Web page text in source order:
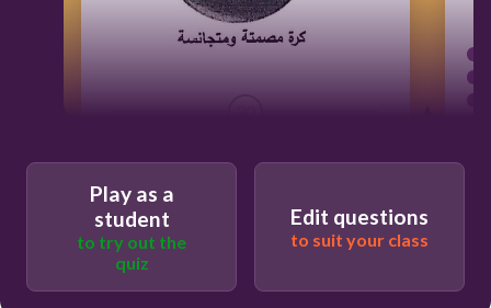
Play as a
student
to try out the
quiz
Edit questions
to suit your class